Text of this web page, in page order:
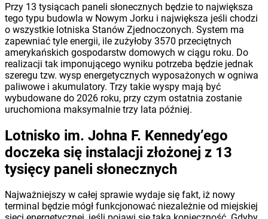
Przy 13 tysiącach paneli słonecznych będzie to największa
tego typu budowla w Nowym Jorku i największa jeśli chodzi
o wszystkie lotniska Stanów Zjednoczonych. System ma
zapewniać tyle energii, ile zużyłoby 3570 przeciętnych
amerykańskich gospodarstw domowych w ciągu roku. Do
realizacji tak imponującego wyniku potrzeba będzie jednak
szeregu tzw. wysp energetycznych wyposażonych w ogniwa
paliwowe i akumulatory. Trzy takie wyspy mają być
wybudowane do 2026 roku, przy czym ostatnia zostanie
uruchomiona maksymalnie trzy lata później.
Lotnisko im. Johna F. Kennedy’ego
doczeka się instalacji złożonej z 13
tysięcy paneli słonecznych
Najważniejszy w całej sprawie wydaje się fakt, iż nowy
terminal będzie mógł funkcjonować niezależnie od miejskiej